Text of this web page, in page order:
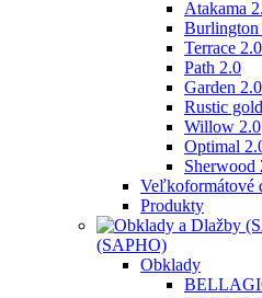
Atakama
Burlington
Terrace 2.0
Path 2.0
Garden 2.0
Rustic
Willow 2.0
Optimal
Sherwood
Veľkoformátové
Produkty
(SAPHO)
Obklady